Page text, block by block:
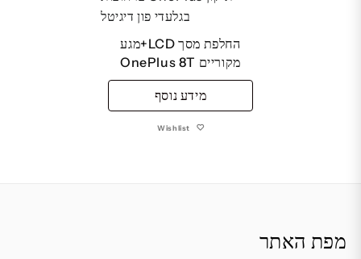
החלפת מסך LCD+מגע
מקוריים OnePlus 8T
מידע נוסף
Wishlist
מפת האתר